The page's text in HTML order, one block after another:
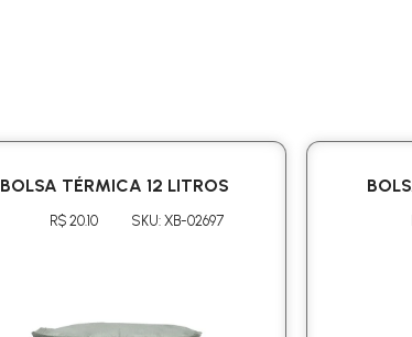
BOLSA TÉRMICA 12 LITROS
R$ 20.10 SKU: XB-02697